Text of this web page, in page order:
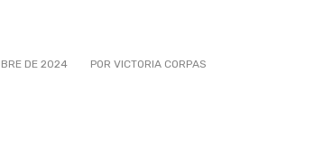
DE 2024 POR VICTORIA CORPAS